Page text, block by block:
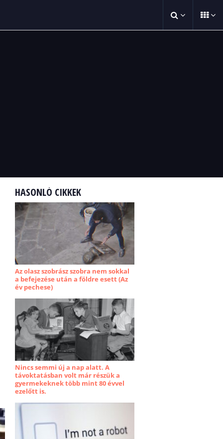
HASONLÓ CIKKEK
Az olasz szobrász szobra nem sokkal
a befejezése után a földre esett (Az
év pechese)
Nincs semmi új a nap alatt. A
távoktatásban volt már részük a
gyermekeknek több mint 80 évvel
ezelőtt is.